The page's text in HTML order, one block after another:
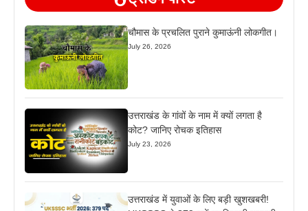
चौमास के प्रचलित पुराने कुमाऊंनी लोकगीत।
July 26, 2026
उत्तराखंड के गांवों के नाम में क्यों लगता है
कोट? जानिए रोचक इतिहास
July 23, 2026
उत्तराखंड में युवाओं के लिए बड़ी खुशखबरी!